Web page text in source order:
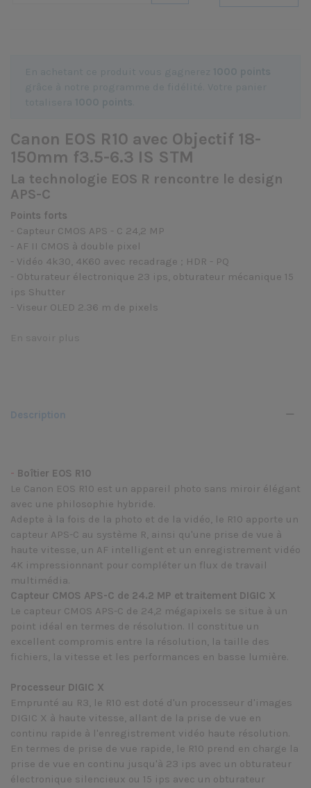
Canon EOS R10 avec Objectif 18-
150mm f3.5-6.3 IS STM
La technologie EOS R rencontre le design
APS-C
Points forts
- Capteur CMOS APS - C 24,2 MP
- AF II CMOS à double pixel
- Vidéo 4k30, 4K60 avec recadrage ; HDR - PQ
- Obturateur électronique 23 ips, obturateur mécanique 15
ips Shutter
- Viseur OLED 2.36 m de pixels
Description
- Boîtier EOS R10
Le Canon EOS R10 est un appareil photo sans miroir élégant
avec une philosophie hybride.
Adepte à la fois de la photo et de la vidéo, le R10 apporte un
capteur APS-C au système R, ainsi qu'une prise de vue à
haute vitesse, un AF intelligent et un enregistrement vidéo
4K impressionnant pour compléter un flux de travail
multimédia.
Capteur CMOS APS-C de 24.2 MP et traitement DIGIC X
Le capteur CMOS APS-C de 24,2 mégapixels se situe à un
point idéal en termes de résolution. Il constitue un
excellent compromis entre la résolution, la taille des
fichiers, la vitesse et les performances en basse lumière.
Processeur DIGIC X
Emprunté au R3, le R10 est doté d'un processeur d'images
DIGIC X à haute vitesse, allant de la prise de vue en
continu rapide à l'enregistrement vidéo haute résolution.
En termes de prise de vue rapide, le R10 prend en charge la
prise de vue en continu jusqu'à 23 ips avec un obturateur
électronique silencieux ou 15 ips avec un obturateur